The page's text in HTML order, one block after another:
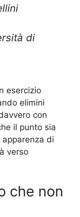
di
esercizio
elimini
con
il punto sia
di
verso
che non